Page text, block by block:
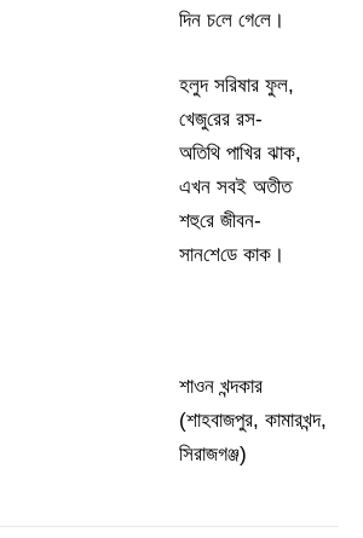
দিন চ‌লে গে‌লে।
হলুদ স‌রিষার ফুল,
খেজু‌রের রস-
অ‌তি‌থি পা‌খির ঝাক,
এখন সবই অতীত
শহু‌রে জীবন-
সান‌শে‌ডে কাক।
শাওন খন্দকার
(শাহবাজপুর, কামারখন্দ,
সিরাজগঞ্জ)